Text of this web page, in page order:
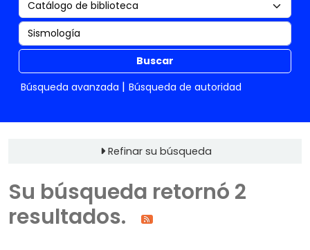
Buscar
Búsqueda avanzada
Búsqueda de autoridad
Refinar su búsqueda
Su búsqueda retornó 2
resultados.